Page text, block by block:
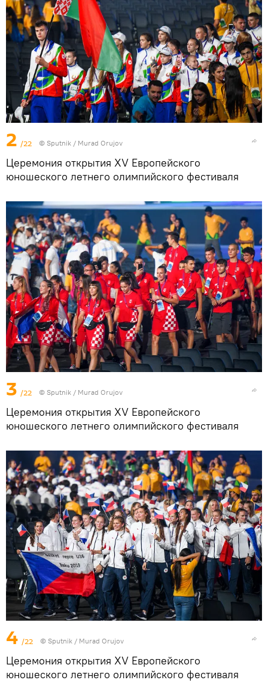
2 /22 © Sputnik / Murad Orujov
Церемония открытия XV Европейского
юношеского летнего олимпийского фестиваля
3 /22 © Sputnik / Murad Orujov
Церемония открытия XV Европейского
юношеского летнего олимпийского фестиваля
4 /22 © Sputnik / Murad Orujov
Церемония открытия XV Европейского
юношеского летнего олимпийского фестиваля